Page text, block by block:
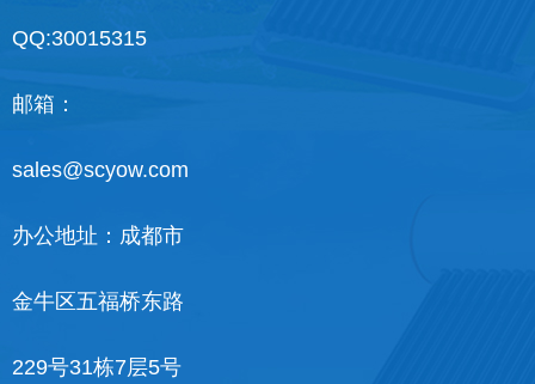
QQ:30015315
邮箱：
sales@scyow.com
办公地址：成都市
金牛区五福桥东路
229号31栋7层5号